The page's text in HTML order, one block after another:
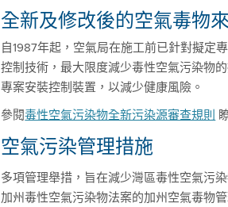
全新及修改後的空氣毒物
自1987年起，空氣局在施工前已針對擬定
控制技術，最大限度減少毒性空氣污染物
專案安裝控制裝置，以減少健康風險。
參閱毒性空氣污染物全新污染源審查規則
空氣污染管理措施
多項管理舉措，旨在減少灣區毒性空氣污
加州毒性空氣污染物法案的加州空氣毒物